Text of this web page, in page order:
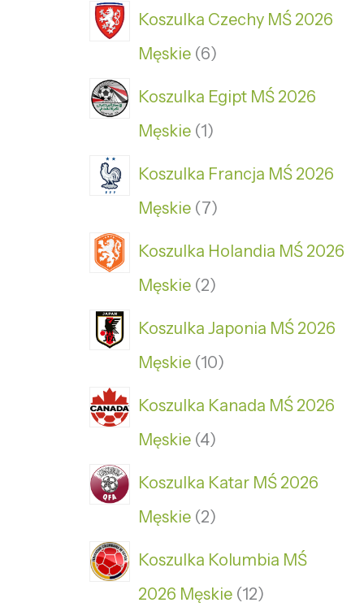
Koszulka Czechy MŚ 2026
Męskie 6
Koszulka Egipt MŚ 2026
Męskie 1
Koszulka Francja MŚ 2026
Męskie 7
Koszulka Holandia MŚ 2026
Męskie 2
Koszulka Japonia MŚ 2026
Męskie 10
Koszulka Kanada MŚ 2026
Męskie 4
Koszulka Katar MŚ 2026
Męskie 2
Koszulka Kolumbia MŚ
2026 Męskie 12